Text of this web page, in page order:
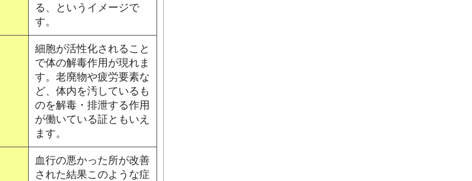
る、というイメージで
す。
細胞が活性化されること
で体の解毒作用が現れま
す。老廃物や疲労要素な
ど、体内を汚しているも
のを解毒・排泄する作用
が働いている証ともいえ
ます。
血行の悪かった所が改善
された結果このような症